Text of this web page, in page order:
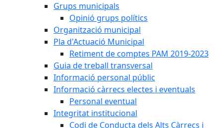
Grups municipals
Opinió grups polítics
Organització municipal
Pla d'Actuació Municipal
Retiment de comptes PAM 2019-2023
Guia de treball transversal
Informació personal públic
Informació càrrecs electes i eventuals
Personal eventual
Integritat institucional
Codi de Conducta dels Alts Càrrecs i